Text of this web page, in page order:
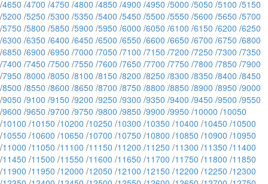
/4650 /4700 /4750 /4800 /4850 /4900 /4950 /5000 /5050 /5100 /5150
/5200 /5250 /5300 /5350 /5400 /5450 /5500 /5550 /5600 /5650 /5700
/5750 /5800 /5850 /5900 /5950 /6000 /6050 /6100 /6150 /6200 /6250
/6300 /6350 /6400 /6450 /6500 /6550 /6600 /6650 /6700 /6750 /6800
/6850 /6900 /6950 /7000 /7050 /7100 /7150 /7200 /7250 /7300 /7350
/7400 /7450 /7500 /7550 /7600 /7650 /7700 /7750 /7800 /7850 /7900
/7950 /8000 /8050 /8100 /8150 /8200 /8250 /8300 /8350 /8400 /8450
/8500 /8550 /8600 /8650 /8700 /8750 /8800 /8850 /8900 /8950 /9000
/9050 /9100 /9150 /9200 /9250 /9300 /9350 /9400 /9450 /9500 /9550
/9600 /9650 /9700 /9750 /9800 /9850 /9900 /9950 /10000 /10050
/10100 /10150 /10200 /10250 /10300 /10350 /10400 /10450 /10500
/10550 /10600 /10650 /10700 /10750 /10800 /10850 /10900 /10950
/11000 /11050 /11100 /11150 /11200 /11250 /11300 /11350 /11400
/11450 /11500 /11550 /11600 /11650 /11700 /11750 /11800 /11850
/11900 /11950 /12000 /12050 /12100 /12150 /12200 /12250 /12300